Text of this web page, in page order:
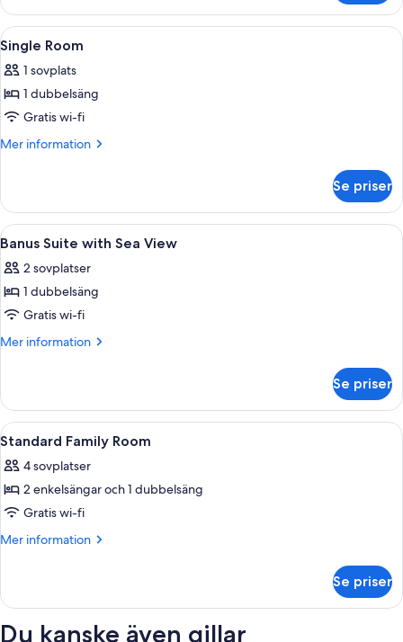
Superior
Öppna
alla
foton
för
Single
Room
Egyptiska bomullslakan,
8
Single Room
1 sovplats
1 dubbelsäng
Gratis wi-fi
Mer information
Mer
Room
Se priser
Öppna
alla
foton
för
Banus
Suite
View
Egyptiska bomullslakan,
14
Banus Suite with Sea View
2 sovplatser
1 dubbelsäng
Gratis wi-fi
Mer information
Mer
Suite
with
Sea
Se priser
Öppna
alla
foton
för
Standard
Family
Egyptiska bomullslakan,
7
Standard Family Room
4 sovplatser
2 enkelsängar och 1 dubbelsäng
Gratis wi-fi
Mer information
Mer
Family
Se priser
Du kanske även gillar